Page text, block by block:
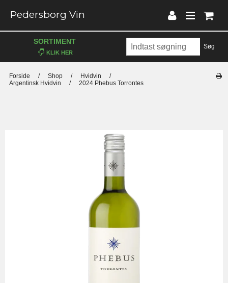
Pedersborg Vin
Søg
SORTIMENT
Forside / Shop / Hvidvin
/
Argentinsk Hvidvin
/ 2024 Phebus Torrontes